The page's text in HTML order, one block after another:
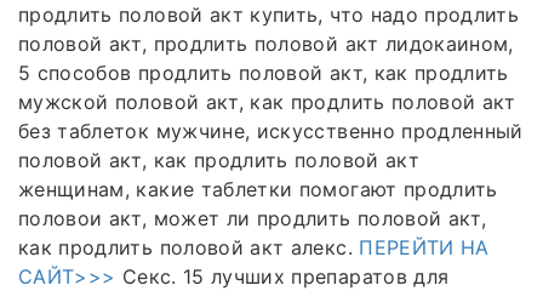
продлить половой акт купить, что надо продлить
половой акт, продлить половой акт лидокаином,
5 способов продлить половой акт, как продлить
мужской половой акт, как продлить половой акт
без таблеток мужчине, искусственно продленный
половой акт, как продлить половой акт
женщинам, какие таблетки помогают продлить
половои акт, может ли продлить половой акт,
как продлить половой акт алекс. ПЕРЕЙТИ НА
САЙТ>>> Секс. 15 лучших препаратов для